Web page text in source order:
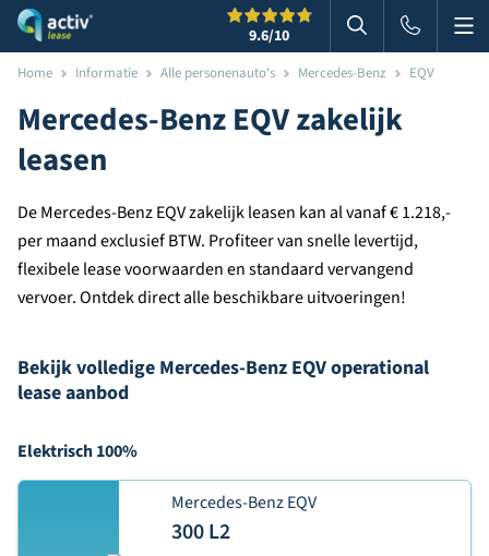
9.6/10 Zoeken in
Home Informatie Alle personenauto's Mercedes-Benz EQV
Mercedes-Benz EQV zakelijk
leasen
De Mercedes-Benz EQV zakelijk leasen kan al vanaf € 1.218,-
per maand exclusief BTW. Profiteer van snelle levertijd,
flexibele lease voorwaarden en standaard vervangend
vervoer. Ontdek direct alle beschikbare uitvoeringen!
Bekijk volledige Mercedes-Benz EQV operational
lease aanbod
Elektrisch 100%
Mercedes-Benz EQV
300 L2